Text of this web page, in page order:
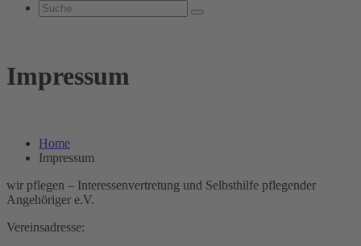
Impressum
Home
Impressum
wir pflegen – Interessenvertretung und Selbsthilfe pflegender
Angehöriger e.V.
Vereinsadresse: